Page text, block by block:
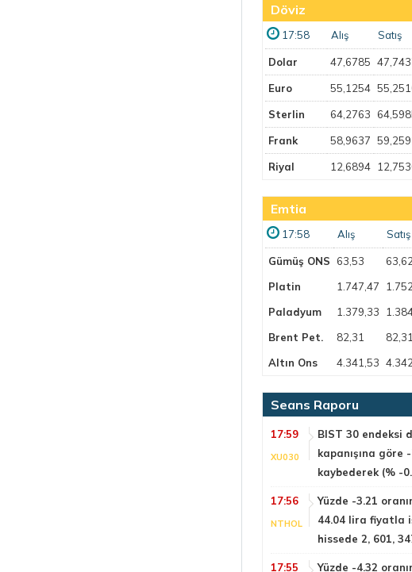
Döviz
17:58 Alış Satış
Dolar 47,6785
Euro 55,1254
Sterlin 64,2763
Frank 58,9637
Riyal 12,6894
Emtia
17:58 Alış Satış
Gümüş ONS 63,53 63,62
Platin
1.747,47
Paladyum
1.379,33
Brent Pet.
82,31 82,31
Altın Ons
4.341,53
Seans Raporu
17:59
XU030
BIST 30 endeksi
kapanışına göre
kaybederek (% -
17:56
NTHOL
Yüzde -3.21
44.04 lira fiyatla
hissede 2, 601,
17:55
Yüzde -4.32